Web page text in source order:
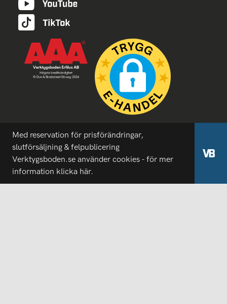
Med reservation för prisförändringar,
slutförsäljning & felpublicering
Verktygsboden.se använder cookies - för mer
information klicka här.